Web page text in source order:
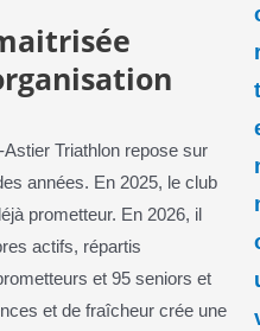
Triathlon repose sur
années. En 2025, le club
prometteur. En 2026, il
actifs, répartis
et 95 seniors et
et de fraîcheur crée une